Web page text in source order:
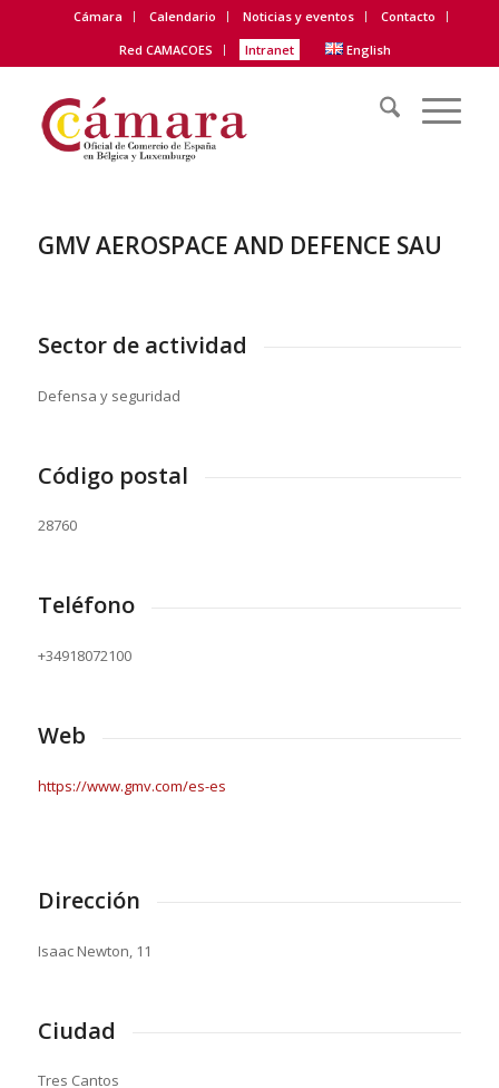
Cámara Calendario Noticias y eventos
Contacto
Red CAMACOES
Intranet English
GMV AEROSPACE AND DEFENCE SAU
Sector de actividad
Defensa y seguridad
Código postal
28760
Teléfono
+34918072100
Web
https://www.gmv.com/es-es
Dirección
Isaac Newton, 11
Ciudad
Tres Cantos